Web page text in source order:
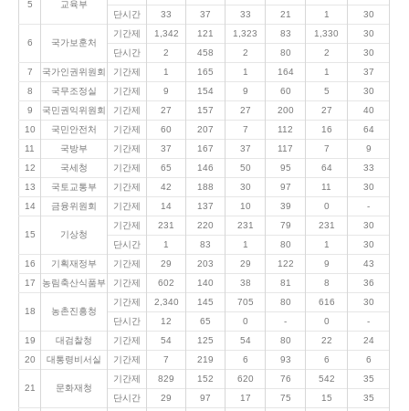
5 교육부
단시간
33 37 33 21 1 30
6 국가보훈처
기간제 1,342 121 1,323 83 1,330
30
단시간
2 458 2 80 2
30
7
국가인권위원회 기간제 1 165 1 164 1
37
8
국무조정실 기간제 9 154 9 60 5
30
9
국민권익위원회 기간제 27 157 27 200 27
40
10
국민안전처 기간제 60 207 7 112 16
64
11
국방부 기간제 37 167 37 117 7
9
12
국세청 기간제 65 146 50 95 64
33
13
국토교통부 기간제 42 188 30 97 11
30
14
금융위원회 기간제 14 137 10 39 0 -
15 기상청
기간제 231 220 231 79 231
30
단시간
1 83 1 80 1
30
16
기획재정부 기간제 29 203 29 122 9
43
17
농림축산식품부 기간제 602 140 38 81 8 36
18 농촌진흥청
기간제 2,340 145 705 80 616
30
단시간
12 65 0 - 0
-
19
대검찰청 기간제 54 125 54 80 22
24
20
대통령비서실 기간제 7 219 6 93 6 6
21 문화재청
기간제 829 152 620 76 542
35
단시간
29 97 17 75 15 35